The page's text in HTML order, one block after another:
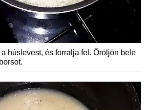
húslevest, és forralja fel. Őröljön bele